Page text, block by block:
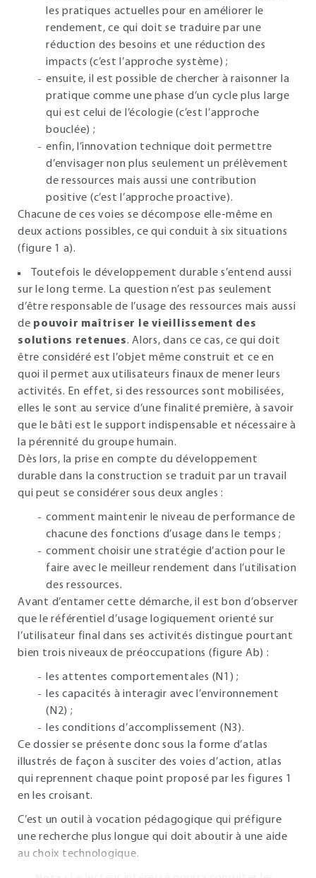
les pratiques actuelles pour en améliorer le
rendement, ce qui doit se traduire par une
réduction des besoins et une réduction des
impacts (c’est l’approche système) ;
ensuite, il est possible de chercher à raisonner la
pratique comme une phase d’un cycle plus large
qui est celui de l’écologie (c’est l’approche
bouclée) ;
enfin, l’innovation technique doit permettre
d’envisager non plus seulement un prélèvement
de ressources mais aussi une contribution
positive (c’est l’approche proactive).
Chacune de ces voies se décompose elle-même en
deux actions possibles, ce qui conduit à six situations
(figure 1 a).
Toutefois le développement durable s’entend aussi
sur le long terme. La question n’est pas seulement
d’être responsable de l’usage des ressources mais aussi
de pouvoir maîtriser le vieillissement des
solutions retenues. Alors, dans ce cas, ce qui doit
être considéré est l’objet même construit et ce en
quoi il permet aux utilisateurs finaux de mener leurs
activités. En effet, si des ressources sont mobilisées,
elles le sont au service d’une finalité première, à savoir
que le bâti est le support indispensable et nécessaire à
la pérennité du groupe humain.
Dès lors, la prise en compte du développement
durable dans la construction se traduit par un travail
qui peut se considérer sous deux angles :
comment maintenir le niveau de performance de
chacune des fonctions d’usage dans le temps ;
comment choisir une stratégie d’action pour le
faire avec le meilleur rendement dans l’utilisation
des ressources.
Avant d’entamer cette démarche, il est bon d’observer
que le référentiel d’usage logiquement orienté sur
l’utilisateur final dans ses activités distingue pourtant
bien trois niveaux de préoccupations (figure Ab) :
les attentes comportementales (N1) ;
les capacités à interagir avec l’environnement
(N2) ;
les conditions d’accomplissement (N3).
Ce dossier se présente donc sous la forme d’atlas
illustrés de façon à susciter des voies d’action, atlas
qui reprennent chaque point proposé par les figures 1
en les croisant.
C’est un outil à vocation pédagogique qui préfigure
une recherche plus longue qui doit aboutir à une aide
au choix technologique.